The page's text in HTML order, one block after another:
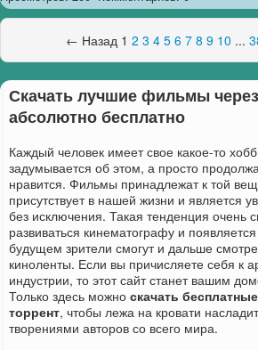
← Назад 1 2 3 4 5 6 7 8 9 10 ...
Скачать лучшие фильмы
абсолютно бесплатно
Каждый человек имеет свое какое-то
задумывается об этом, а просто
нравится. Фильмы принадлежат к той
присутствует в нашей жизни и является
без исключения. Такая тенденция очень
развиваться кинематографу и
будущем зрители смогут и дальше
киноленты. Если вы причисляете себя к
индустрии, то этот сайт станет вашим
Только здесь можно скачать
торрент, чтобы лежа на кровати
творениями авторов со всего мира.